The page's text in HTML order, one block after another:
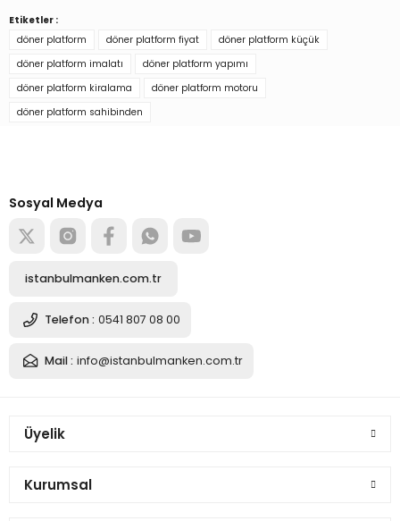
Etiketler :
döner platform
döner platform fiyat
döner platform küçük
döner platform imalatı
döner platform yapımı
döner platform kiralama
döner platform motoru
döner platform sahibinden
Sosyal Medya
istanbulmanken.com.tr
Telefon : 0541 807 08 00
Mail : info@istanbulmanken.com.tr
Üyelik
Kurumsal